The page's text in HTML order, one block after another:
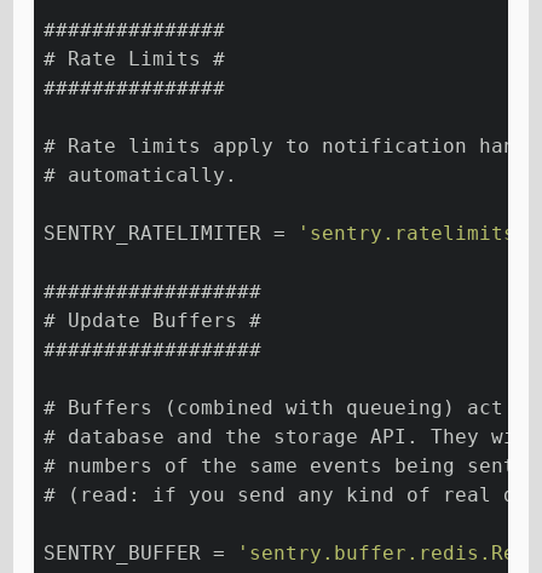
###############
# Rate Limits #
###############
# Rate limits apply to notification
# automatically.
SENTRY_RATELIMITER =
##################
# Update Buffers #
##################
# Buffers (combined with queueing) act
# database and the storage API. They
# numbers of the same events being
# (read: if you send any kind of real
SENTRY_BUFFER =